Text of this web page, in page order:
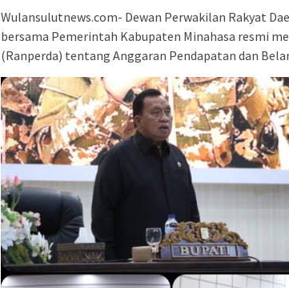
Wulansulutnews.com- Dewan Perwakilan Rakyat
bersama Pemerintah Kabupaten Minahasa resmi
(Ranperda) tentang Anggaran Pendapatan dan